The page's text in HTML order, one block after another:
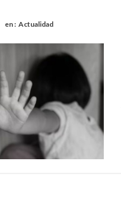
en : Actualidad